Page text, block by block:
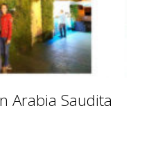
Arabia Saudita